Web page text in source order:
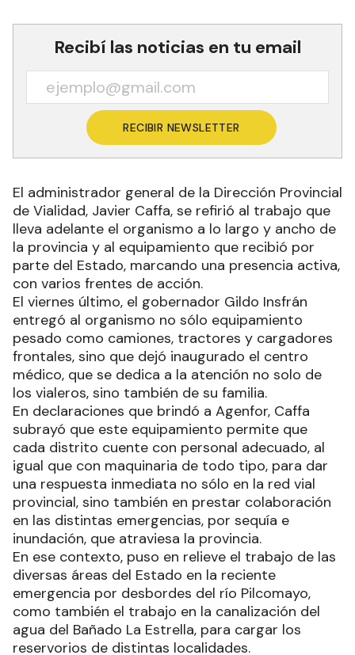
Recibí las noticias en tu email
RECIBIR NEWSLETTER
El administrador general de la Dirección Provincial
de Vialidad, Javier Caffa, se refirió al trabajo que
lleva adelante el organismo a lo largo y ancho de
la provincia y al equipamiento que recibió por
parte del Estado, marcando una presencia activa,
con varios frentes de acción.
El viernes último, el gobernador Gildo Insfrán
entregó al organismo no sólo equipamiento
pesado como camiones, tractores y cargadores
frontales, sino que dejó inaugurado el centro
médico, que se dedica a la atención no solo de
los vialeros, sino también de su familia.
En declaraciones que brindó a Agenfor, Caffa
subrayó que este equipamiento permite que
cada distrito cuente con personal adecuado, al
igual que con maquinaria de todo tipo, para dar
una respuesta inmediata no sólo en la red vial
provincial, sino también en prestar colaboración
en las distintas emergencias, por sequía e
inundación, que atraviesa la provincia.
En ese contexto, puso en relieve el trabajo de las
diversas áreas del Estado en la reciente
emergencia por desbordes del río Pilcomayo,
como también el trabajo en la canalización del
agua del Bañado La Estrella, para cargar los
reservorios de distintas localidades.